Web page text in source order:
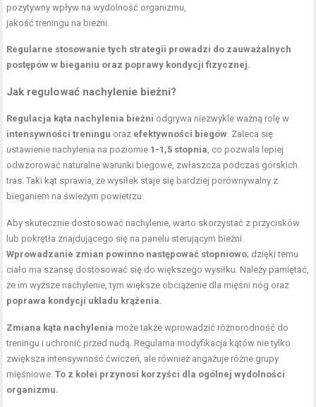
pozytywny wpływ na wydolność organizmu,
jakość treningu na bieżni.
Regularne stosowanie tych strategii prowadzi do zauważalnych
postępów w bieganiu oraz poprawy kondycji fizycznej.
Jak regulować nachylenie bieżni?
Regulacja kąta nachylenia bieżni odgrywa niezwykle ważną rolę w
intensywności treningu oraz efektywności biegów . Zaleca się
ustawienie nachylenia na poziomie 1-1,5 stopnia , co pozwala lepiej
odwzorować naturalne warunki biegowe, zwłaszcza podczas górskich
tras. Taki kąt sprawia, że wysiłek staje się bardziej porównywalny z
bieganiem na świeżym powietrzu.
Aby skutecznie dostosować nachylenie, warto skorzystać z przycisków
lub pokrętła znajdującego się na panelu sterującym bieżni.
Wprowadzanie zmian powinno następować stopniowo; dzięki temu
ciało ma szansę dostosować się do większego wysiłku. Należy pamiętać,
że im wyższe nachylenie, tym większe obciążenie dla mięśni nóg oraz
poprawa kondycji układu krążenia
Zmiana kąta nachylenia może także wprowadzić różnorodność do
treningu i uchronić przed nudą. Regularna modyfikacja kątów nie tylko
zwiększa intensywność ćwiczeń, ale również angażuje różne grupy
mięśniowe.To z kolei przynosi korzyści dla ogólnej wydolności
organizmu.